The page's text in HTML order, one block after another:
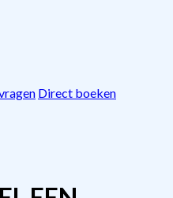
Direct boeken